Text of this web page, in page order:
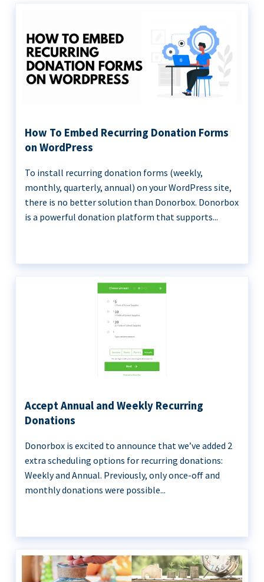
How To Embed Recurring Donation Forms
on WordPress
To install recurring donation forms (weekly,
monthly, quarterly, annual) on your WordPress site,
there is no better solution than Donorbox. Donorbox
is a powerful donation platform that supports...
Accept Annual and Weekly Recurring
Donations
Donorbox is excited to announce that we’ve added 2
extra scheduling options for recurring donations:
Weekly and Annual. Previously, only once-off and
monthly donations were possible...